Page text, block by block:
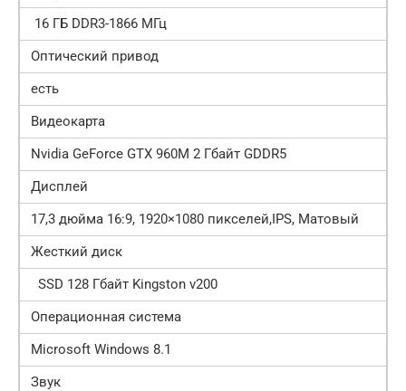
16 ГБ DDR3-1866 МГц
Оптический привод
есть
Видеокарта
Nvidia GeForce GTX 960M 2 Гбайт GDDR5
Дисплей
17,3 дюйма 16:9, 1920×1080 пикселей,IPS, Матовый
Жесткий диск
SSD 128 Гбайт Kingston v200
Операционная система
Microsoft Windows 8.1
Звук